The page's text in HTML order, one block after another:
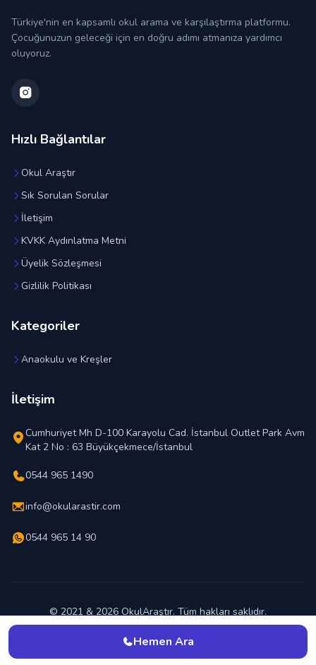
Hemen Ara
Türkiye'nin en kapsamlı okul arama ve karşılaştırma platformu.
Çocuğunuzun geleceği için en doğru adımı atmanıza yardımcı
oluyoruz.
Hızlı Bağlantılar
Okul Araştır
Sık Sorulan Sorular
İletişim
KVKK Aydınlatma Metni
Üyelik Sözleşmesi
Gizlilik Politikası
Kategoriler
Anaokulu ve Kreşler
İletişim
Cumhuriyet Mh D-100 Karayolu Cad. İstanbul Outlet Park Avm
Kat 2 No : 63 Büyükçekmece/İstanbul
0544 965 1490
info@okularastir.com
0544 965 14 90
© 2021 & 2026 OkulAraştır. Tüm hakları saklıdır.
En İyi Okul Hangisi ?